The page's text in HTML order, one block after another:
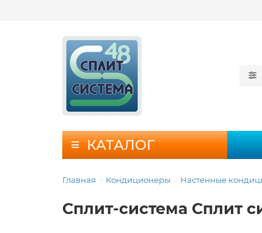
КАТАЛОГ
Главная Кондиционеры Настенные
Сплит-система Сплит